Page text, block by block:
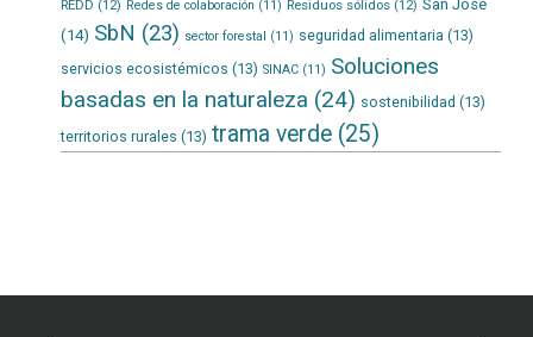
REDD (12) Redes de colaboración (11) Residuos sólidos(12) San José
(14) SbN (23) sector forestal (11) seguridad alimentaria (13)
servicios ecosistémicos (13) SINAC(11) Soluciones
basadas en la naturaleza (24) sostenibilidad (13)
territorios rurales (13) trama verde(25)